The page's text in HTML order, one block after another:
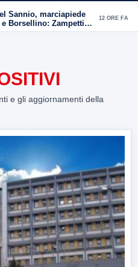
Sannio, marciapiede
Borsellino: Zampetti e
alle polemiche
12 ORE FA
e gli aggiornamenti della